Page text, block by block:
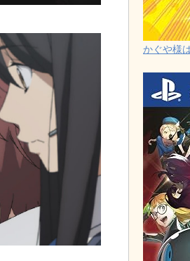
かぐや様